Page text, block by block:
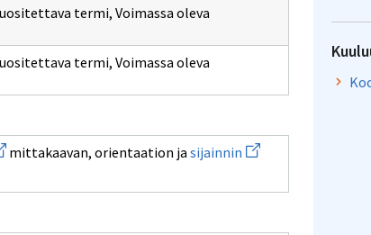
termi, Voimassa oleva
termi, Voimassa oleva
mittakaavan, orientaation ja sijainnin Avaa
uuden
sivulle